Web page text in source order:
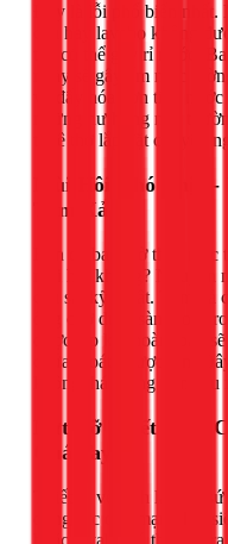
Đây là lỗi phổ biến nhất.
cầu hay lavabo không
tay có thể gây rỉ nước.
ngày sẽ gây ẩm mốc
và đẩy hóa đơn tiền
những hư hỏng này
thuê thợ lắp đặt chuyên
Mùi Hôi Khó Chịu -
Tâm Xả
Bạn có bao giờ thắc mắc
mùi hôi không? Nguyên
cầu sai kỹ thuật. Tâm xả
ống chờ dưới sàn, hoặc
được lắp kín hoàn toàn
chứa thoát ngược lên.
không tháo tung bồn cầu
Nứt Vỡ Thiết Bị -
Quá Tay
Thiết bị vệ sinh làm từ
dùng lực quá mạnh khi